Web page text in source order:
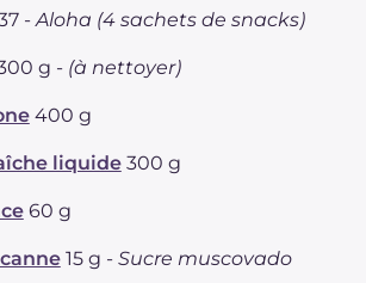
- Aloha (4 sachets de snacks)
g - (à nettoyer)
400 g
liquide 300 g
60 g
15 g - Sucre muscovado